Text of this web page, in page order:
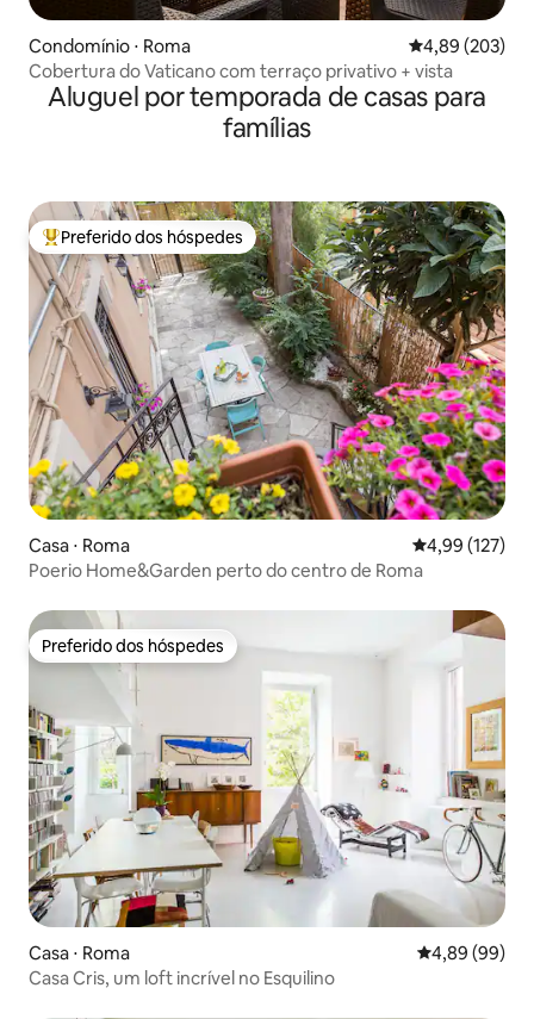
Condomínio ⋅ Roma 4,89 de uma
4,89 (203)
Cobertura do Vaticano com terraço privativo + vista
Aluguel por temporada de casas para
famílias
Entre os melhores preferidos dos hóspedes
Preferido dos hóspedes
Casa ⋅ Roma 4,99 de uma
4,99 (127)
Poerio Home&Garden perto do centro de Roma
Preferido dos hóspedes
Preferido dos hóspedes
Casa ⋅ Roma 4,89 de uma
4,89 (99)
Casa Cris, um loft incrível no Esquilino